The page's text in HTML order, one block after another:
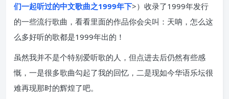
们一起听过的中文歌曲之1999年下>）收录了1999年发行
的一些流行歌曲，看看里面的作品你会尖叫：天呐，怎么这
么多好听的歌都是1999年出的！
虽然我并不是个特别爱听歌的人，但点进去后仍然有些感
慨，一是很多歌曲勾起了我的回忆，二是现如今华语乐坛很
难再现那时的辉煌了吧。